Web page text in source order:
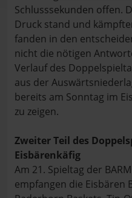
Schlusssekunden offen.
Druck stand und
fanden in den
nicht die nötigen
Verlauf des
aus der
bereits am Sonntag im
zu zeigen.
Zweiter Teil des
Eisbärenkäfig
Am 21. Spieltag der
empfangen die Eisbären